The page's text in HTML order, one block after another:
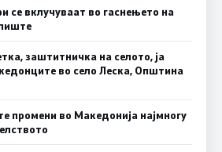
се вклучуваат во гаснењето на
заштитничка на селото, ја
во село Леска, Општина
промени во Македонија најмногу